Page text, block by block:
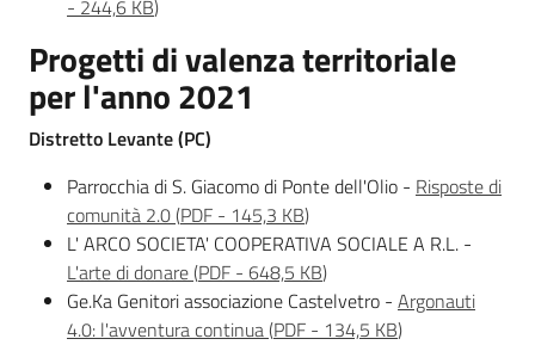
- 244,6 KB)
Progetti di valenza territoriale
per l'anno 2021
Distretto Levante (PC)
Parrocchia di S. Giacomo di Ponte dell'Olio - Risposte di
comunità 2.0(PDF - 145,3 KB)
L' ARCO SOCIETA' COOPERATIVA SOCIALE A R.L. -
L'arte di donare(PDF - 648,5 KB)
Ge.Ka Genitori associazione Castelvetro - Argonauti
4.0: l'avventura continua(PDF - 134,5 KB)